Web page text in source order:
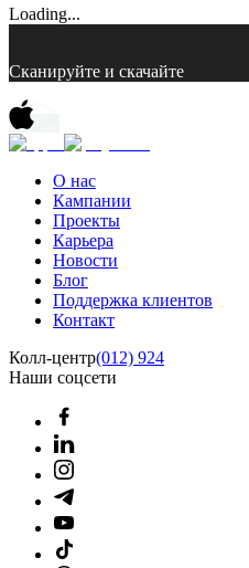
Loading...
Сканируйте и скачайте
О нас
Кампании
Проекты
Карьера
Новости
Блог
Поддержка клиентов
Контакт
Колл-центр(012) 924
Наши соцсети